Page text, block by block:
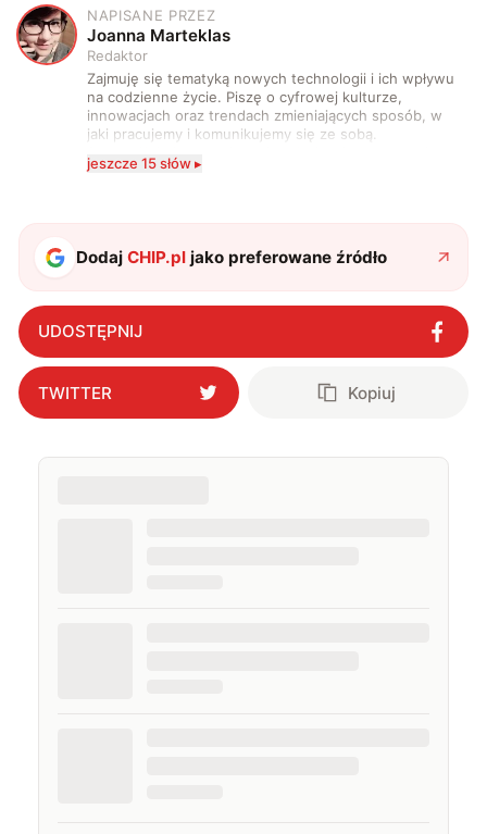
J
NAPISANE PRZEZ
Joanna Marteklas
Redaktor
Zajmuję się tematyką nowych technologii i ich wpływu
na codzienne życie. Piszę o cyfrowej kulturze,
innowacjach oraz trendach zmieniających sposób, w
jaki pracujemy i komunikujemy się ze sobą.
technologii a współczesną popkulturą. W wolnych
jeszcze 15 słów ▸
DodajCHIP.pl jako preferowane źródło
UDOSTĘPNIJ
TWITTER Kopiuj